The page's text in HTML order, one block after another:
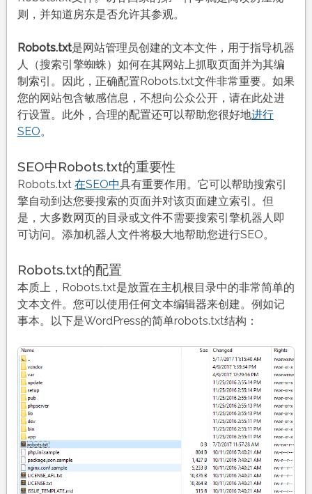
则，并知道房东是否允许其参观。
Robots.txt是网站管理员创建的文本文件，用于指导机器
人（搜索引擎蜘蛛）如何在其网站上抓取页面并为其编
制索引。因此，正确配置Robots.txt文件非常重要。如果
您的网站包含敏感信息，不想向公众公开，请在此处进
行设置。此外，合理的配置还可以帮助您很好地进行
SEO。
SEO中Robots.txt的重要性
Robots.txt 在SEO中具有重要作用。它可以帮助搜索引
擎自动到达您要搜索的页面并对该页面建立索引。但
是，大多数网页的目录或文件不需要搜索引擎机器人即
可访问。添加机器人文件将极大地帮助您进行SEO。
Robots.txt的配置
本质上，Robots.txt是放置在主机根目录中的非常简单的
文本文件。您可以使用任何文本编辑器来创建。例如记
事本。以下是WordPress的简单robots.txt结构：